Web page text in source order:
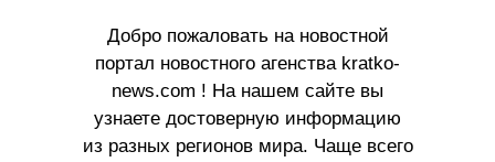
Добро пожаловать на новостной
портал новостного агенства kratko-
news.com ! На нашем сайте вы
узнаете достоверную информацию
из разных регионов мира. Чаще всего